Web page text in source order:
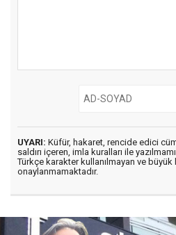
UYARI: Küfür, hakaret, rencide edici
saldırı içeren, imla kuralları ile
Türkçe karakter kullanılmayan ve büyük
onaylanmamaktadır.